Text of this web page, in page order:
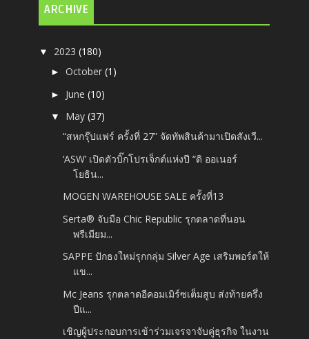
ARCHIVE
▼ 2023(180)
►October(1)
► June(10)
▼ May(37)
“สหกรุ๊ปแฟร์ ครั้งที่ 27” จัดทัพสินค้ามาเปิดสังเวี...
‘ASW’ เปิดตัวบิ๊กโปรเจ็กต์แห่งปี “ดิ ออเนอร์
โยธิน...
MOGEN WAREHOUSE SALE ครั้งที่13
Serta® จับมือ Chic Republic รุกตลาดที่นอน
พรีเมียม...
SAPPE ปักธงใหม่รุกกลุ่ม Silver Age เสริมพอร์ตให้
แข...
Mc Jeans รุกตลาดอีคอมเมิร์ซเต็มสูบ ส่งท้ายครึ่ง
ปีแ...
เชิญผู้ประกอบการเข้าร่วมเจรจาจับคู่ธุรกิจ ในงาน